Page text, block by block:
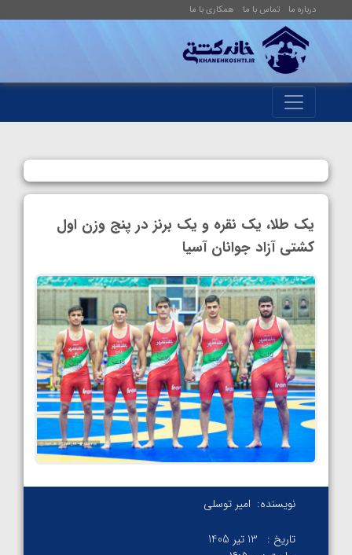
درباره ما تماس با ما همکاری با ما
یک طلا، یک نقره و یک برنز در پنج وزن اول
کشتی آزاد جوانان آسیا
نویسنده: امیر توسلی
تاریخ :
13 تیر 1405